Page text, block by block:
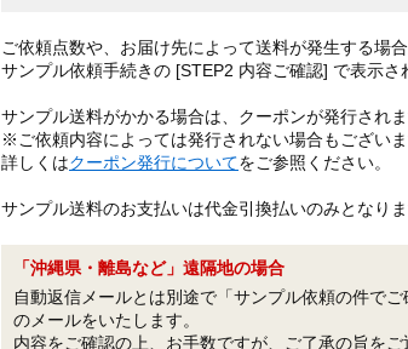
ご依頼点数や、お届け先によって送料が発生する場合
サンプル依頼手続きの [STEP2 内容ご確認] で表示さ
サンプル送料がかかる場合は、クーポンが発行されま
※ご依頼内容によっては発行されない場合もございま
詳しくはクーポン発行についてをご参照ください。
サンプル送料のお支払いは代金引換払いのみとなりま
「沖縄県・離島など」遠隔地の場合
自動返信メールとは別途で「サンプル依頼の件で
のメールをいたします。
内容をご確認の上、お手数ですが、ご了承の旨をご